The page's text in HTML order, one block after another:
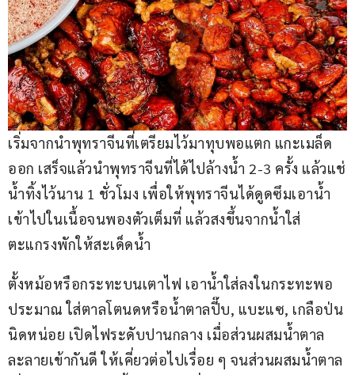
เริ่มจากนำพุทราจีนที่เตรียมไว้มาทุบพอแตก แกะเมล็ด
ออก เสร็จแล้วนำพุทราจีนที่ได้ไปล้างน้ำ 2-3 ครั้ง แล้วแช่
น้ำทิ้งไว้นาน 1 ชั่วโมง เพื่อให้พุทราจีนได้ดูดซึมเอาน้ำ
เข้าไปในเนื้อจนพองตัวเต็มที่ แล้วสงขึ้นจากน้ำใส่
ตะแกรงพักให้สะเด็ดน้ำ
ตั้งหม้อหรือกระทะบนเตาไฟ เอาน้ำใส่ลงในกระทะพอ
ประมาณ ใส่ตาลโตนดหรือน้ำตาลปี๊บ, แบะแซ, เกลือป่น
นิดหน่อย เปิดไฟระดับปานกลาง เมื่อส่วนผสมน้ำตาล
ละลายเข้ากันดี ให้เคี่ยวต่อไปเรื่อย ๆ จนส่วนผสมน้ำตาล